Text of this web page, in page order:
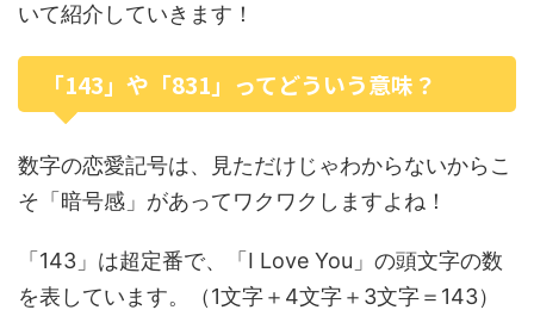
いて紹介していきます！
「143」や「831」ってどういう意味？
数字の恋愛記号は、見ただけじゃわからないからこ
そ「暗号感」があってワクワクしますよね！
「143」は超定番で、「I Love You」の頭文字の数
を表しています。（1文字＋4文字＋3文字＝143）